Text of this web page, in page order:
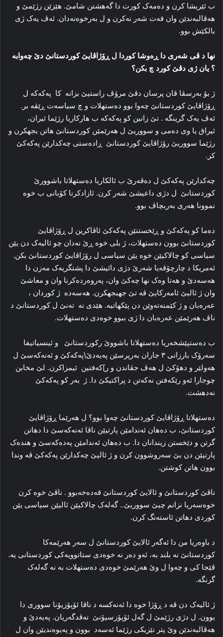
ب ئێریشا کرن و ده‌مه‌ک کورت دا گەهشتن شامێ. هێزێن رژێمێ و
هه‌ڤالبه‌ندێن وان قه‌ت شه‌ر نه‌کرن و ل به‌رخوه‌نه‌دان. ئه‌ڤ یه‌ک ژی
بالکێش بوو.
نها د ڤی شه‌ری دا ڕه‌وشا کوردا ل ڕۆژاڤایێ کوردستانێ دێ چه‌وابه‌
؟ یان ژی دڤێ کورد چ بکن؟
ژ بۆ بەرسڤا ڤان پرسان دڤێ مرۆڤ راستیێ بزانە کا پەکەکە ل
ڕۆژاڤایێ کوردستانێ چه‌وا بوو ده‌ستهلات و چ سیاسه‌ت ڕێڤه‌ بر.
ئه‌ڤ یه‌ک گرینگه‌ . تێ زانین کو پەکەکە ب هارکاریا رژێما ئیران،
ئیراق یا وی ده‌می و سووریێ ل هه‌رێمێن کوردستانێ هاتن بجهکرن و
رژێما سووریێ رۆژاڤایێ کوردستانێ ڕاده‌ستی چه‌کدارێن پەکەکێ
کر.
چه‌کدارێن پەکەکێ ل ده‌ڤه‌رێ ب ئالکاریا ده‌ستهلاتا باشوورێ
کوردستانێ ل دژی داعیشێ شه‌ر کرن. ئازادکرنا کۆبانی ب خوه‌
نموونا هه‌ری به‌ربچاڤ بوو.
ده‌ما کو پەکەکێ و ڕێخستنێن پەکەکێ ئاڤاکرین ل ڕۆژاڤایێ
کوردستانێ بوون ده‌ستهلات، ژ بلی خوه‌ ڕێ نه‌دان چو ئالیه‌ک دن یێن
سیاسی کو چالاکیێن خوە یێن سیاسی ل رۆژاڤایێ کوردستانێ بکن.
ئەمریکا د چارچۆڤه‌یا شه‌رێ دژی دائیشێ دا پشتگریه‌ک مه‌زن دا
هەسەدێ و هه‌تا وه‌ک نها چه‌کێ وان، په‌روه‌رده‌کرنا وان و معاشێ
وان ژ ئالیێ ئامه‌رکایێ ڤه‌ تێ جهبجهکرن. هەسەدە ژ کوردان ،
عه‌ره‌بان و ژ کێمنه‌ته‌وێن دن پێکهاتیه‌. هێدی نه‌ ته‌نێ ل کوردستانێ د
ناڤ هه‌رێمێن عه‌ره‌بان دا ژی ببوو خوه‌دی ده‌ستهلات.
ب دەستپێشخەریا ده‌ستهلاتا باشووێ رکوردستانێ و ئینسیاتیفا
سه‌رۆک بارزانی ۳ جاران بەرپرسێن پەیەدێ\پەکەکێ و ئه‌نەکەسێ ل
هەولێر و دهۆکێ ل هەڤ جڤاندن و ر]کەفتین ئیمزاکرن. لێ مخابن
چوجارا ئه‌و رێکەفتن نه‌که‌تن د پراکتیکێ دا. ژ به‌ر کو پەکەکێ
نه‌دهشت.
ده‌ستهلاتا ڕۆژاڤایێ کوردستانێ چه‌وا بوو؟ ل هه‌رێما ڕۆژاڤایێ
کوردستانێ، ب ده‌هان ئه‌ندامێن پارتیێن ناڤا ئه‌نەکەسێ دا دهاتن
گرتن و دێخستن زیندانان دا. ب ده‌هان ئه‌ندامێن پەدەکەسێ و هنده‌ک
پارتیێن دن بێ سه‌روشوون کرن و ژ ئالیێ چه‌کدارێن پەکەکێ ڤه‌ وندا
بوون هاتن کوشتن.
ناڤێ کوردستانێ و ئالایێ کوردستانێ قه‌ده‌خه‌بوو . ناڤێ خوه‌ کرن
خوه‌سه‌ریا نزانم چیێ سووریێ.. گه‌له‌ک چالاکیێن ئالیێن سیاسی یێن
کوردی دهاتن ئاسته‌نگ کرن.
د باوه‌ریا من دا ئه‌گه‌ر ئالایێ کوردستانێ ل سه‌ر هه‌رێمه‌کا
کوردستانێ نه‌ بلند به‌، ئه‌و ده‌ر نه‌ خوه‌دی ستاتوویه‌کی کوردستانی یه‌.
ڤێجا کی و چه‌وا ل وێ هه‌رێمێ خوه‌دی ده‌ستهلات به‌ نه‌ گه‌له‌ک
گرنگه‌.
ژ ئالیه‌ک دن ڤه‌ د ڕۆژا خوه‌ دا ئه‌نەکسە د ناڤا ئۆپۆزیۆنا سووری دا
بوون. ل دژی رژێمێ ل گه‌ل ئۆپۆزسیۆنێ ته‌ڤدگه‌ریان. پەیەدێ و
هه‌ڤالبه‌ندێن وێ پتر نێزیکی رژێما ئەسەد بوون و پەیوه‌ندیێن وان ل